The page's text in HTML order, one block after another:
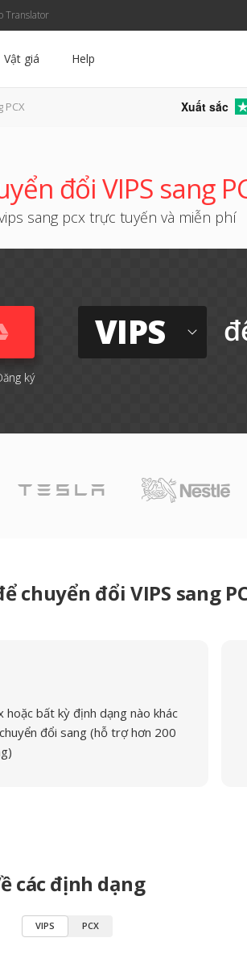
Translator
Vật giá Help
PCX Xuất sắc
đổi VIPS sang
sang pcx trực tuyến và miễn phí
ký
VIPS
chuyển đổi VIPS sang
hoặc bất kỳ định dạng nào khác
đổi sang (hỗ trợ hơn 200
các định dạng
VIPS PCX